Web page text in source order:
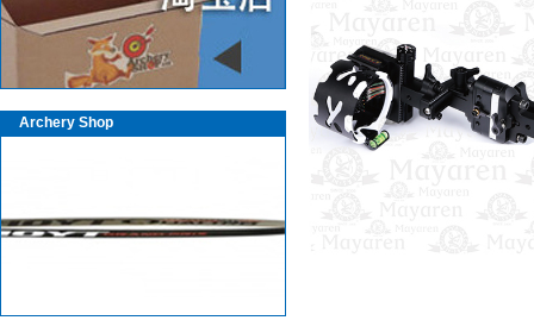
Archery Shop